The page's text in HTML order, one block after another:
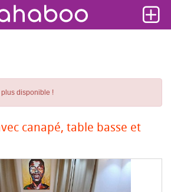
plus disponible !
canapé, table basse et